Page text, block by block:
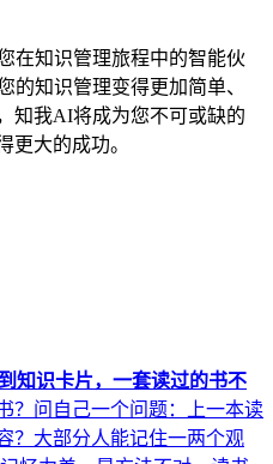
在知识管理旅程中的智能伙
的知识管理变得更加简单、
知我AI将成为您不可或缺的
更大的成功。
知识卡片，一套读过的书不
？问自己一个问题：上一本读
？大部分人能记住一两个观